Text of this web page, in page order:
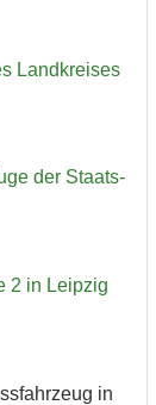
Land­krei­ses
der Staats­
2 in Leip­zig
in